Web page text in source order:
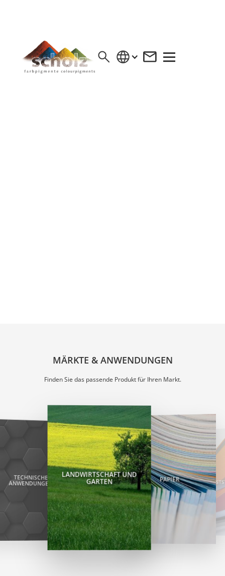
MÄRKTE & ANWENDUNGEN
Finden Sie das passende Produkt für Ihren Markt.
LANDWIRTSCHAFT UND
GARTEN
PAPIER KUNSTSTOFFE UND GUMMI